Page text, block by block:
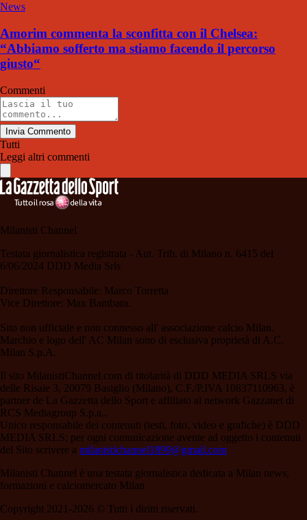
News
Amorim commenta la sconfitta con il Chelsea:
“Abbiamo sofferto ma stiamo facendo il percorso
giusto“
Commenti
Invia Commento
Tutti
Leggi altri commenti
Milanisti Channel
Testata giornalistica registrata - Aut. Trib. di Milano n. 6415 del
6/06/2024 DDD Media Srls
Direttore Responsabile: Marco Torretta
Vice Direttore: Max Bambara.
Sito non ufficiale e non connesso all' associazione calcio Milan.
Marchio e logo dell' AC Milan sono di esclusiva proprietà di A.C.
Milan S.p.A.
Il sito MilanistiChannel.com di titolarità di DDD MEDIA SRLS via
delle Risaie 3, 20079 Basiglio (Milano), C.F./P.IVA 10837110963, è
partner de La Gazzetta dello Sport e affiliato al network Gazzanet di
RCS Mediagroup S.p.a..
Unico responsabile dei contenuti (testi, foto, video e grafiche) è DDD
MEDIA SRLS; per ogni comunicazione avente ad oggetto i contenuti
del Sito scrivere a milanistichannel1899@gmail.com
Milanisti Channel è una testata giornalistica dedicata a Milan news,
formazioni e calciomercato Milan
Copyright 2021-2026 © Tutti i diritti riservati.